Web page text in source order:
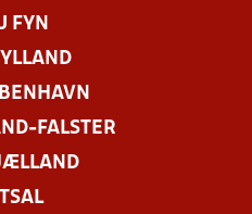
FYN
FALSTER